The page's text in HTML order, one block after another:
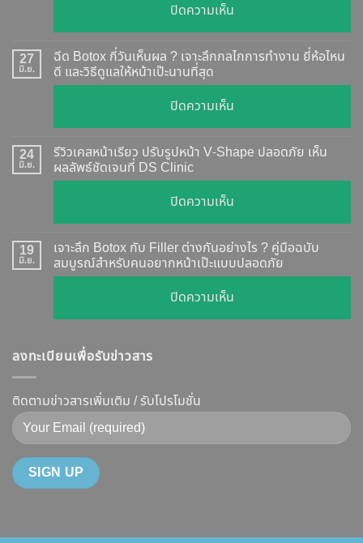
ปิดความเห็น
Botox
แท้
อย่างไร
อัปเดต
2026
ยี่ห้อ
แบบ
27
มิ.ย.
ฉีด Botox กี่วันเห็นผล ? เจาะลึกกลไกการทำงาน ยี่ห้อไหน
ดี และวิธีดูแลให้หน้าเป๊ะนานที่สุด
ปิดความเห็น
ฉีด
Botox
วัน
ผล
?
เจาะ
ดี
วิธี
24
มิ.ย.
รีวิวเคสหน้าเรียว ปรับรูปหน้า V-Shape ปลอดภัย เห็น
ผลลัพธ์ชัดเจนที่ DS Clinic
ปิดความเห็น
รีวิว
เคส
หน้า
เรียว
รูป
ผลลัพธ์
19
มิ.ย.
เจาะลึก Botox กับ Filler ต่างกันอย่างไร ? คู่มือฉบับ
สมบูรณ์สำหรับคนอยากหน้าเป๊ะแบบปลอดภัย
ปิดความเห็น
เจาะ
ต่าง
ลงทะเบียนเพื่อรับข่าวสาร
ติดตามข่าวสารเพิ่มเติม / รับโปรโมชั่น